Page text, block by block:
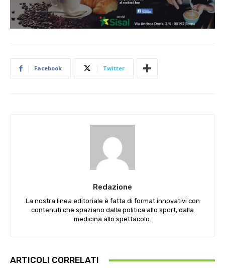
Facebook Twitter
Redazione
La nostra linea editoriale è fatta di format innovativi con
contenuti che spaziano dalla politica allo sport, dalla
medicina allo spettacolo.
ARTICOLI CORRELATI